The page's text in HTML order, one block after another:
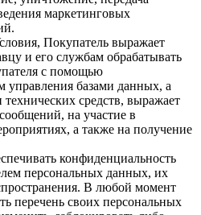
маркетинговых
Покупатель выражает
и его службам обрабатывать
с помощью
управления базами данных, а
средств, выражает
на участие в
а также на получение
конфиденциальность
персональных данных, их
В любой момент
перечень своих персональных